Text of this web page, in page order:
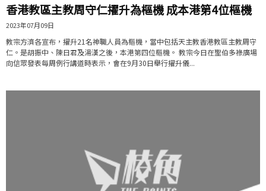
香港教區主教周守仁擢升為樞機 成本港第4位樞機
2023年07月09日
教宗方濟各宣布，擢升21名神職人員為樞機，當中包括天主教香港教區主教周守
仁。是胡振中、陳日君及湯漢之後，本港第四位樞機。 教宗今日在聖伯多祿廣場
向信眾發表每周例行講道時表示，會在9月30日舉行擢升儀...